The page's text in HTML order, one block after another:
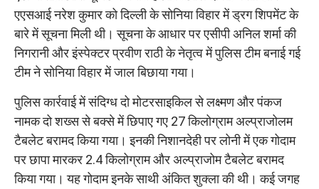
एएसआई नरेश कुमार को दिल्ली के सोनिया विहार में ड्रग शिपमेंट के
बारे में सूचना मिली थी। सूचना के आधार पर एसीपी अनिल शर्मा की
निगरानी और इंस्पेक्टर प्रवीण राठी के नेतृत्व में पुलिस टीम बनाई गई
टीम ने सोनिया विहार में जाल बिछाया गया।
पुलिस कार्रवाई में संदिग्ध दो मोटरसाइकिल से लक्ष्मण और पंकज
नामक दो शख्स से बक्से में छिपाए गए 27 किलोग्राम अल्प्राजोलम
टैबलेट बरामद किया गया। इनकी निशानदेही पर लोनी में एक गोदाम
पर छापा मारकर 2.4 किलोग्राम और अल्प्राजोम टैबलेट बरामद
किया गया। यह गोदाम इनके साथी अंकित शुक्ला की थी। कई जगह